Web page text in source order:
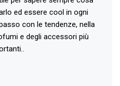
ed essere cool in ogni
con le tendenze, nella
e degli accessori più